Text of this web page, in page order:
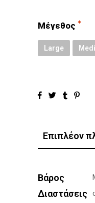
Μέγεθος
Large
Επιπλέον
Βάρος
Διαστάσεις